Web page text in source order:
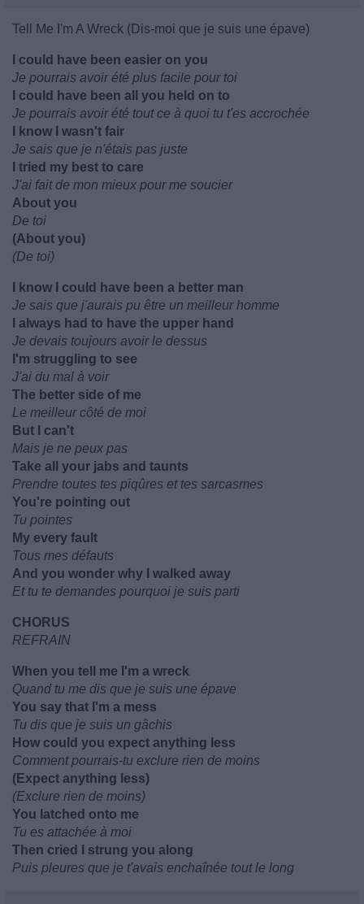
Tell Me I'm A Wreck (Dis-moi que je suis une épave)
I could have been easier on you
Je pourrais avoir été plus facile pour toi
I could have been all you held on to
Je pourrais avoir été tout ce à quoi tu t'es accrochée
I know I wasn't fair
Je sais que je n'étais pas juste
I tried my best to care
J'ai fait de mon mieux pour me soucier
About you
De toi
(About you)
(De toi)
I know I could have been a better man
Je sais que j'aurais pu être un meilleur homme
I always had to have the upper hand
Je devais toujours avoir le dessus
I'm struggling to see
J'ai du mal à voir
The better side of me
Le meilleur côté de moi
But I can't
Mais je ne peux pas
Take all your jabs and taunts
Prendre toutes tes piqûres et tes sarcasmes
You're pointing out
Tu pointes
My every fault
Tous mes défauts
And you wonder why I walked away
Et tu te demandes pourquoi je suis parti
CHORUS
REFRAIN
When you tell me I'm a wreck
Quand tu me dis que je suis une épave
You say that I'm a mess
Tu dis que je suis un gâchis
How could you expect anything less
Comment pourrais-tu exclure rien de moins
(Expect anything less)
(Exclure rien de moins)
You latched onto me
Tu es attachée à moi
Then cried I strung you along
Puis pleures que je t'avais enchaînée tout le long